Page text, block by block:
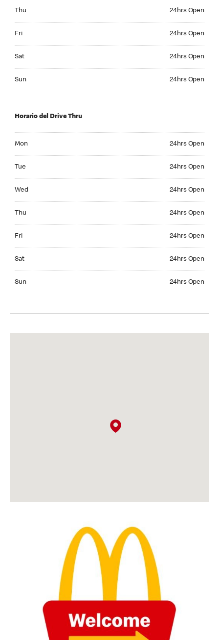
Thu 24hrs Open
Fri 24hrs Open
Sat 24hrs Open
Sun 24hrs Open
Horario del Drive Thru
Mon 24hrs Open
Tue 24hrs Open
Wed 24hrs Open
Thu 24hrs Open
Fri 24hrs Open
Sat 24hrs Open
Sun 24hrs Open